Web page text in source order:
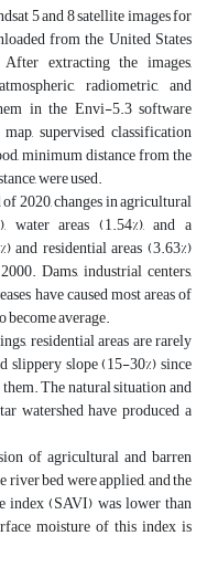
5 and 8 satellite images for
from the United States
extracting the images,
radiometric, and
in the Envi-5.3 software
supervised classification
minimum distance from the
were used.
2020, changes in agricultural
water areas (1.54%), and a
and residential areas (3.63%)
Dams, industrial centers,
have caused most areas of
average.
residential areas are rarely
slippery slope (15-30%) since
The natural situation and
watershed have produced a
of agricultural and barren
river bed were applied, and the
index (SAVI) was lower than
moisture of this index is